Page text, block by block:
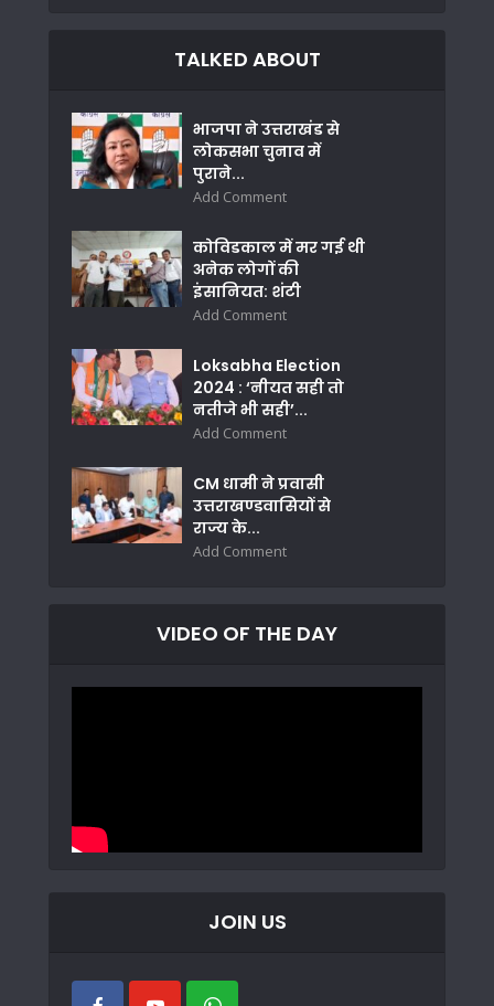
TALKED ABOUT
भाजपा ने उत्तराखंड से
लोकसभा चुनाव में
पुराने...
Add Comment
कोविडकाल में मर गई थी
अनेक लोगों की
इंसानियत: शंटी
Add Comment
Loksabha Election
2024 : ‘नीयत सही तो
नतीजे भी सही’...
Add Comment
CM धामी ने प्रवासी
उत्तराखण्डवासियों से
राज्य के...
Add Comment
VIDEO OF THE DAY
JOIN US